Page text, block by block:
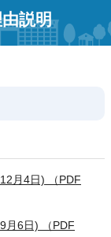
説明
月4日) （PDF
月6日) （PDF